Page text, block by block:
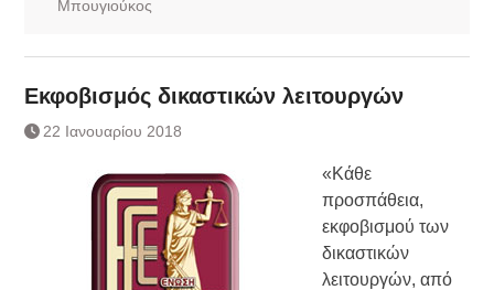
Μπουγιούκος
Εκφοβισμός δικαστικών λειτουργών
22 Ιανουαρίου 2018
«Κάθε
προσπάθεια,
εκφοβισμού των
δικαστικών
λειτουργών, από